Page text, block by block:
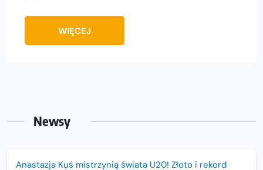
WIĘCEJ
Newsy
Anastazja Kuś mistrzynią świata U20! Złoto i rekord